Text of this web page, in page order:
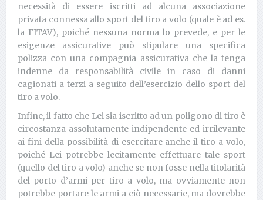
necessità di essere iscritti ad alcuna associazione
privata connessa allo sport del tiro a volo (quale è ad es.
la FITAV), poiché nessuna norma lo prevede, e per le
esigenze assicurative può stipulare una specifica
polizza con una compagnia assicurativa che la tenga
indenne da responsabilità civile in caso di danni
cagionati a terzi a seguito dell’esercizio dello sport del
tiro a volo.
Infine, il fatto che Lei sia iscritto ad un poligono di tiro è
circostanza assolutamente indipendente ed irrilevante
ai fini della possibilità di esercitare anche il tiro a volo,
poiché Lei potrebbe lecitamente effettuare tale sport
(quello del tiro a volo) anche se non fosse nella titolarità
del porto d’armi per tiro a volo, ma ovviamente non
potrebbe portare le armi a ciò necessarie, ma dovrebbe